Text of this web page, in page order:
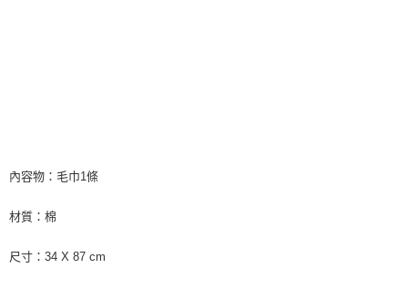
內容物：毛巾1條
材質：棉
尺寸：34 X 87 cm